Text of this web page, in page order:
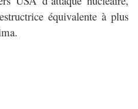
équivalente à plus